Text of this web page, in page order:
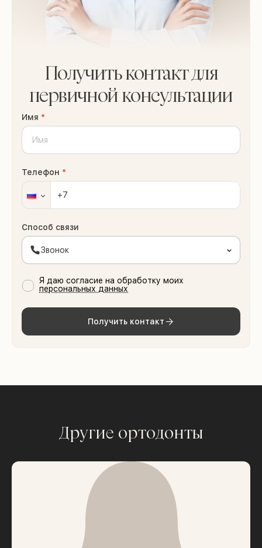
Получить контакт для
первичной консультации
Имя *
Телефон *
Способ связи
Звонок
Я даю согласие на обработку моих
персональных данных
Получить контакт
Другие ортодонты